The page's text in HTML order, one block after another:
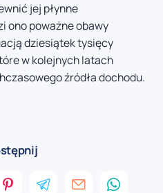
jej płynne
ono poważne obawy
dziesiątek tysięcy
w kolejnych latach
źródła dochodu.